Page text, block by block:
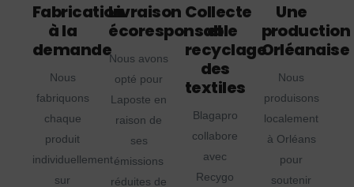
Fabrication
à la
demande
Nous
fabriquons
chaque
produit
individuellement
sur
Livraison
écoresponsable
Nous avons
opté pour
Laposte en
raison de
ses
émissions
réduites de
Collecte
et
recyclage
des
textiles
Blagapro
collabore
avec
Recygo
Une
production
Orléanaise
Nous
produisons
localement
à Orléans
pour
soutenir